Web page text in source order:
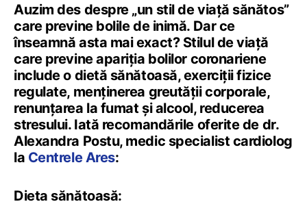
Auzim des despre „un stil de viață sănătos”
care previne bolile de inimă. Dar ce
înseamnă asta mai exact? Stilul de viață
care previne apariția bolilor coronariene
include o dietă sănătoasă, exerciții fizice
regulate, menținerea greutății corporale,
renunțarea la fumat și alcool, reducerea
stresului. Iată recomandările oferite de dr.
Alexandra Postu, medic specialist cardiolog
la Centrele Ares:
Dieta sănătoasă: